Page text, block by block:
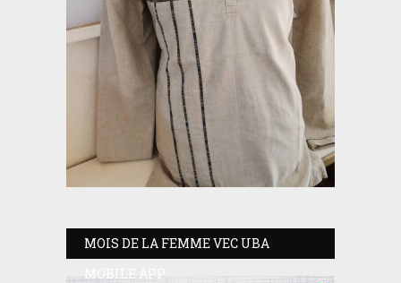
MOIS DE LA FEMME VEC UBA
MOBILE APP